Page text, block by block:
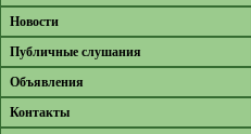
Новости
Публичные слушания
Объявления
Контакты